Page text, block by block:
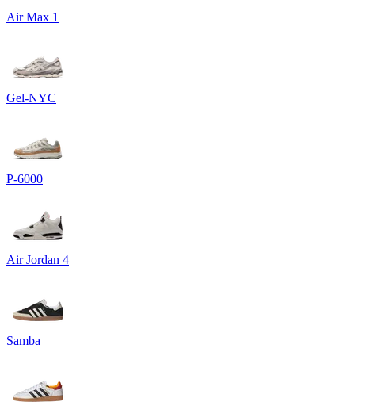
Air Max 1
Gel-NYC
P-6000
Air Jordan 4
Samba